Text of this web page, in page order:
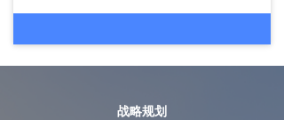
战略规划